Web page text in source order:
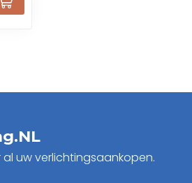
uw verlichtingsaankopen.